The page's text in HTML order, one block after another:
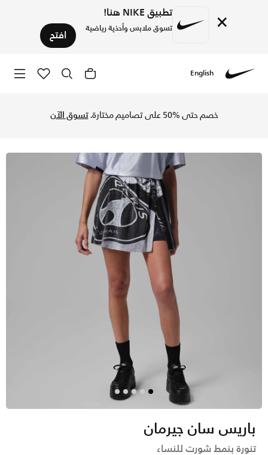
× تطبيق NIKE هنا!
تسوق ملابس وأحذية رياضية افتح
English
خصم حتى %50 على تصاميم مختارة. تسوق الآن
باريس سان جيرمان
تنورة بنمط شورت للنساء